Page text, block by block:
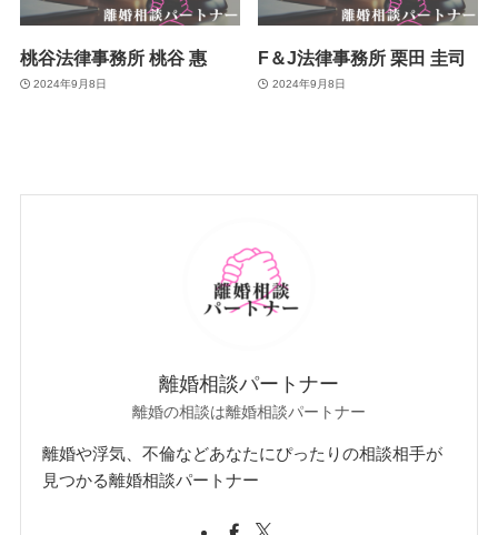
桃谷法律事務所 桃谷 惠
2024年9月8日
F＆J法律事務所 栗田 圭司
2024年9月8日
離婚相談パートナー
離婚の相談は離婚相談パートナー
離婚や浮気、不倫などあなたにぴったりの相談相手が
見つかる離婚相談パートナー